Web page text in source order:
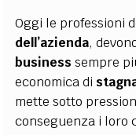
Oggi le professioni
dell’azienda,
businesssempre
economica di
mette sotto
conseguenza i loro